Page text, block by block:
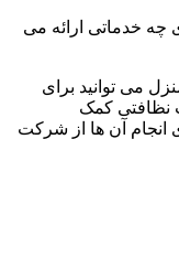
خدماتی ارائه می
می توانید برای
نظافتی کمک
انجام آن ها از شرکت